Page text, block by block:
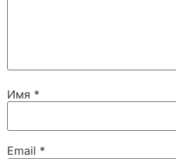
Имя *
Email *